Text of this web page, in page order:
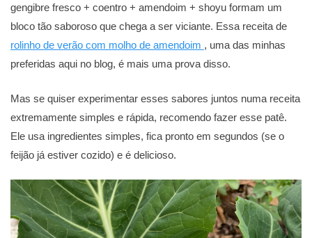
gengibre fresco + coentro + amendoim + shoyu formam um
bloco tão saboroso que chega a ser viciante. Essa receita de
rolinho de verão com molho de amendoim , uma das minhas
preferidas aqui no blog, é mais uma prova disso.
Mas se quiser experimentar esses sabores juntos numa receita
extremamente simples e rápida, recomendo fazer esse patê.
Ele usa ingredientes simples, fica pronto em segundos (se o
feijão já estiver cozido) e é delicioso.